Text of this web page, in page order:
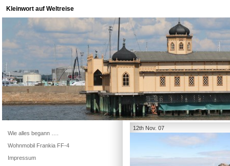
Kleinwort auf Weltreise
12th Nov. 07
Wie alles begann ….
Wohnmobil Frankia FF-4
Impressum